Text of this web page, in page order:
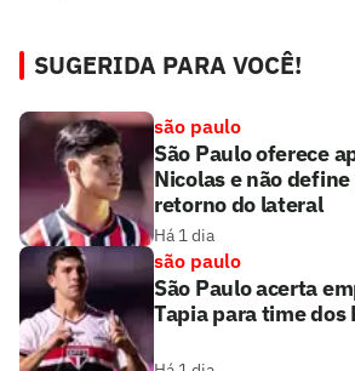
SUGERIDA PARA VOCÊ!
são paulo
São Paulo oferece
Nicolas e não
retorno do lateral
Há 1 dia
são paulo
São Paulo acerta
Tapia para time dos